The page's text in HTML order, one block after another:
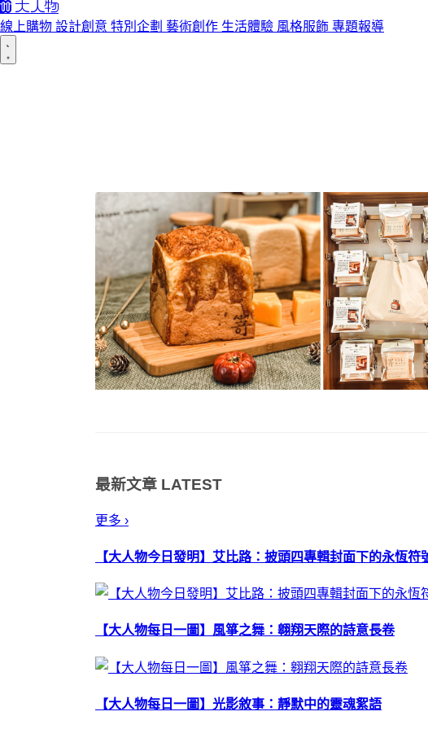
線上購物 設計創意 特別企劃 藝術創作 生活體驗 風格服飾 專題報導
最新文章 LATEST
更多 ›
【大人物今日發明】艾比路：披頭四專輯封面下的永恆符
【大人物每日一圖】風箏之舞：翱翔天際的詩意長卷
【大人物每日一圖】光影敘事：靜默中的靈魂絮語